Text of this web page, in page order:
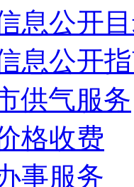
息公开
息公开
供气服务
格收费
事服务